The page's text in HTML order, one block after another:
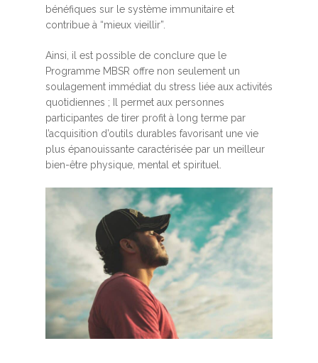
bénéfiques sur le système immunitaire et
contribue à “mieux vieillir”.
Ainsi, il est possible de conclure que le
Programme MBSR offre non seulement un
soulagement immédiat du stress liée aux activités
quotidiennes ; Il permet aux personnes
participantes de tirer profit à long terme par
l’acquisition d’outils durables favorisant une vie
plus épanouissante caractérisée par un meilleur
bien-être physique, mental et spirituel.